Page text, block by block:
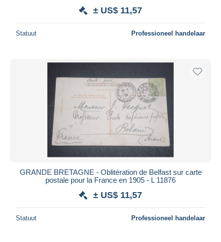
± US$ 11,57
Statuut Professioneel handelaar
GRANDE BRETAGNE - Oblitération de Belfast sur carte
postale pour la France en 1905 - L 11876
± US$ 11,57
Statuut Professioneel handelaar